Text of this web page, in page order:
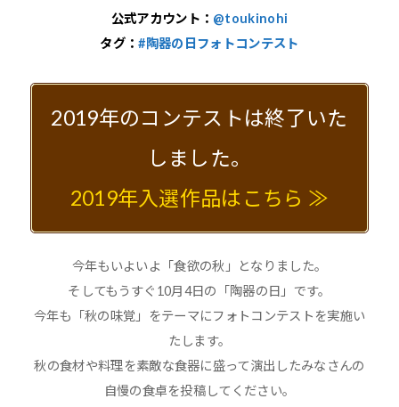
公式アカウント： @toukinohi
タグ：#陶器の日フォトコンテスト
2019年のコンテストは終了いた
しました。
2019年入選作品はこちら ≫
今年もいよいよ「食欲の秋」となりました。
そしてもうすぐ10月4日の「陶器の日」です。
今年も「秋の味覚」をテーマにフォトコンテストを実施い
たします。
秋の食材や料理を素敵な食器に盛って演出したみなさんの
自慢の食卓を投稿してください。